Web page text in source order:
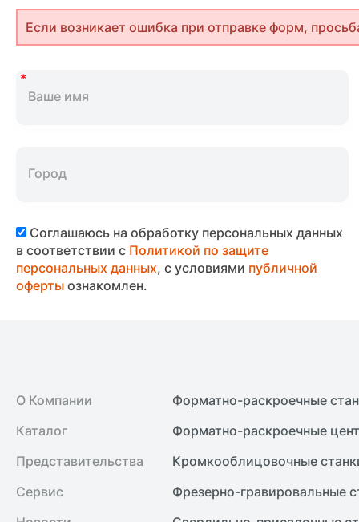
Если возникает ошибка при отправке форм,
Соглашаюсь на обработку персональных данных
в соответствии с Политикой по защите
персональных данных, с условиями публичной
офертыознакомлен.
О Компании
Каталог
Представительства
Сервис
Форматно-раскроечные
Форматно-раскроечные
Кромкооблицовочные
Фрезерно-гравировальные